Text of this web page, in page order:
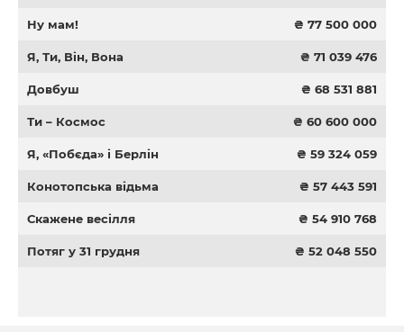
Ну мам! ₴ 77 500 000
Я, Ти, Він, Вона ₴ 71 039 476
Довбуш ₴ 68 531 881
Ти – Космос ₴ 60 600 000
Я, «Побєда» і Берлін ₴ 59 324 059
Конотопська відьма ₴ 57 443 591
Скажене весілля ₴ 54 910 768
Потяг у 31 грудня ₴ 52 048 550